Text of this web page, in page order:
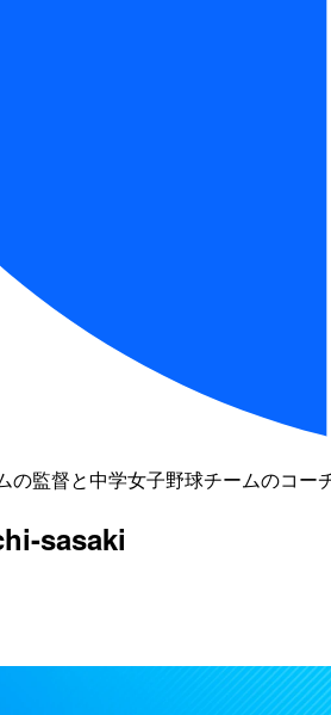
の監督と中学女子野球チームのコ
sasaki